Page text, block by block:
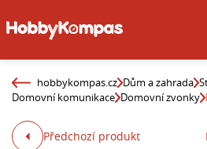
hobbykompas.cz Dům a zahrada
Domovní komunikace Domovní zvonky
Předchozí produkt